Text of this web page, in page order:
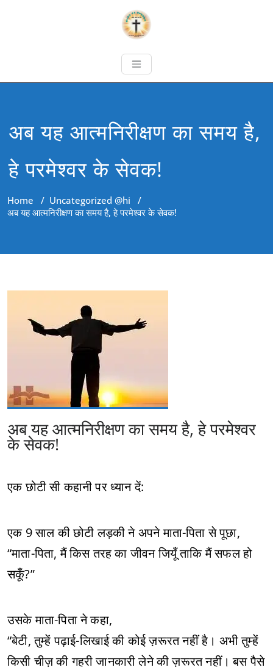
अब यह आत्मनिरीक्षण का समय है,
हे परमेश्वर के सेवक!
Home / Uncategorized @hi /
अब यह आत्मनिरीक्षण का समय है, हे परमेश्वर के सेवक!
अब यह आत्मनिरीक्षण का समय है, हे परमेश्वर
के सेवक!
एक छोटी सी कहानी पर ध्यान दें:
एक 9 साल की छोटी लड़की ने अपने माता-पिता से पूछा,
“माता-पिता, मैं किस तरह का जीवन जियूँ ताकि मैं सफल हो
सकूँ?”
उसके माता-पिता ने कहा,
“बेटी, तुम्हें पढ़ाई-लिखाई की कोई ज़रूरत नहीं है। अभी तुम्हें
किसी चीज़ की गहरी जानकारी लेने की ज़रूरत नहीं। बस पैसे